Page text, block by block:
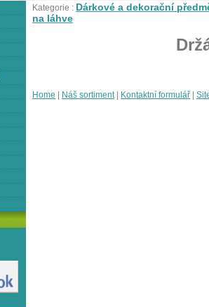
Kategorie : Dárkové a dekorační
na láhve
Home Náš sortiment| Kontaktní formulář